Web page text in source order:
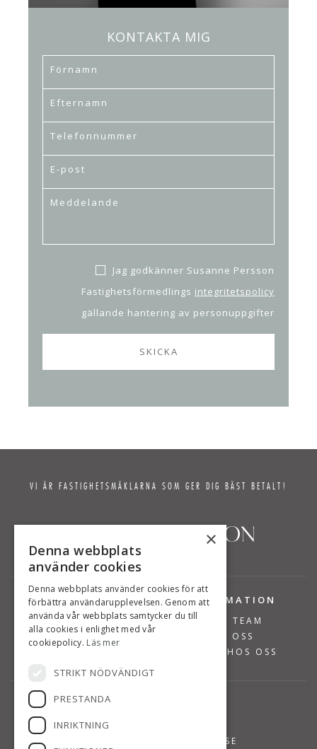
KONTAKTA MIG
Jag godkänner Susanne Persson
Fastighetsförmedlings integritetspolicy
gällande hantering av personuppgifter
VI ÄR FASTIGHETSMÄKLARNA SOM GER DIG BÄST BETALT!
TJÄNSTER
BOSTÄDER TILL SALU
SÄLJA BOSTAD
VÄRDERA BOSTAD
INFORMATION
VÅRT TEAM
OM OSS
JOBBA HOS OSS
INFO@SUSANNEPERSSON.SE
×
Denna webbplats
använder cookies
Denna webbplats använder cookies för att
förbättra användarupplevelsen. Genom att
använda vår webbplats samtycker du till
alla cookies i enlighet med vår
cookiepolicy. Läs mer
STRIKT NÖDVÄNDIGT
PRESTANDA
INRIKTNING